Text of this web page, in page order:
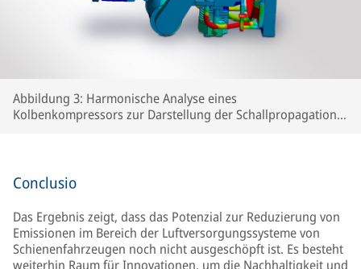
Abbildung 3: Harmonische Analyse eines
Kolbenkompressors zur Darstellung der Schallpropagation
Conclusio
Das Ergebnis zeigt, dass das Potenzial zur Reduzierung von
Emissionen im Bereich der Luftversorgungssysteme von
Schienenfahrzeugen noch nicht ausgeschöpft ist. Es besteht
weiterhin Raum für Innovationen, um die Nachhaltigkeit und